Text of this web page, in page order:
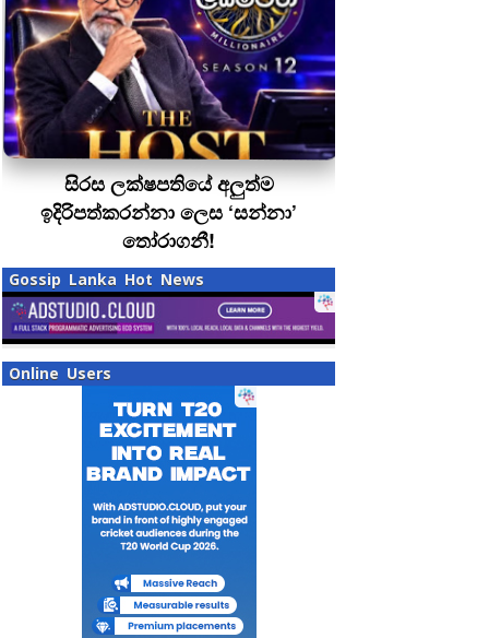
සිරස ලක්ෂපතියේ අලුත්ම
ඉදිරිපත්කරන්නා ලෙස ‘සන්නා’
තෝරාගනී!
Gossip Lanka Hot News
Online Users